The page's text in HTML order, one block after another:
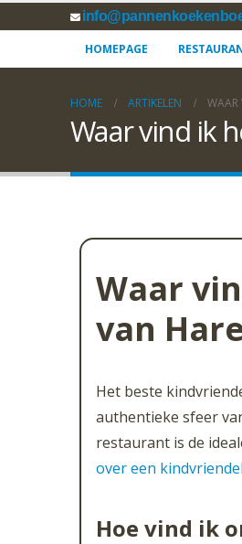
HOMEPAGE
HOME ARTIKELEN WAAR
Waar vind ik
Waar
van
Het beste
authentieke sfeer
restaurant is de
over een
Hoe vind ik